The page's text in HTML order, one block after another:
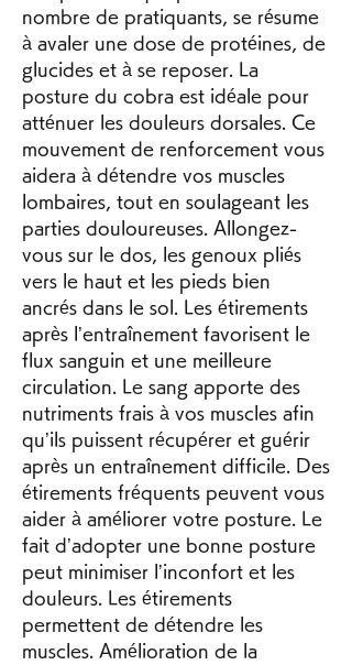
nombre de pratiquants, se résume
à avaler une dose de protéines, de
glucides et à se reposer. La
posture du cobra est idéale pour
atténuer les douleurs dorsales. Ce
mouvement de renforcement vous
aidera à détendre vos muscles
lombaires, tout en soulageant les
parties douloureuses. Allongez-
vous sur le dos, les genoux pliés
vers le haut et les pieds bien
ancrés dans le sol. Les étirements
après l’entraînement favorisent le
flux sanguin et une meilleure
circulation. Le sang apporte des
nutriments frais à vos muscles afin
qu’ils puissent récupérer et guérir
après un entraînement difficile. Des
étirements fréquents peuvent vous
aider à améliorer votre posture. Le
fait d’adopter une bonne posture
peut minimiser l’inconfort et les
douleurs. Les étirements
permettent de détendre les
muscles. Amélioration de la